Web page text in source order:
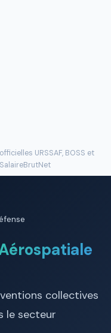
URSSAF, BOSS et
collectives
le secteur